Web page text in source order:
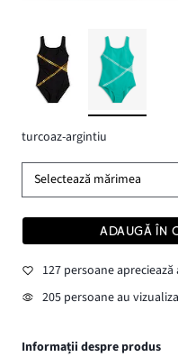
turcoaz-argintiu
Selectează mărimea
ADAUGĂ ÎN
127 persoane
205 persoane au
Informații despre produs